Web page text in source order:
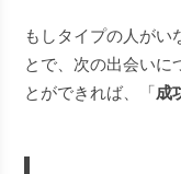
もしタイプの人がい
とで、次の出会いに
とができれば、「成